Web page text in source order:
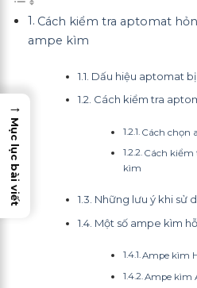
Cách kiểm tra aptomat
ampe kìm
Dấu hiệu aptomat
Cách kiểm tra
Cách chọn
Cách kiểm
kìm
Những lưu ý khi sử
Một số ampe kìm
Ampe kìm
Ampe kìm
→
Mục lục bài viết